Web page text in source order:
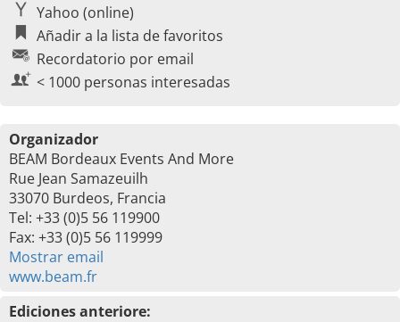
Yahoo (online)
Añadir a la lista de favoritos
Recordatorio por email
< 1000 personas interesadas
Organizador
BEAM Bordeaux Events And More
Rue Jean Samazeuilh
33070 Burdeos, Francia
Tel: +33 (0)5 56 119900
Fax: +33 (0)5 56 119999
Mostrar email
www.beam.fr
Ediciones anteriore: